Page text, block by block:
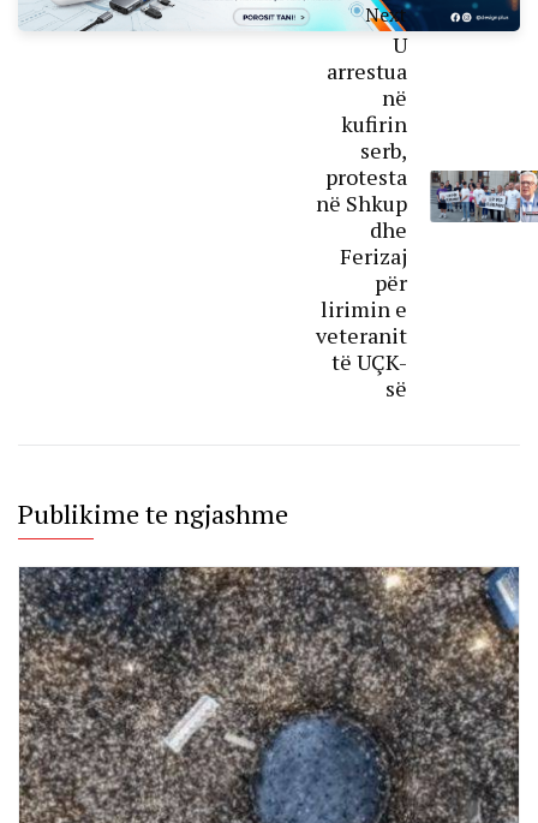
Next
U
arrestua
në
kufirin
serb,
protesta
në Shkup
dhe
Ferizaj
për
lirimin e
veteranit
të UÇK-
së
Publikime te ngjashme